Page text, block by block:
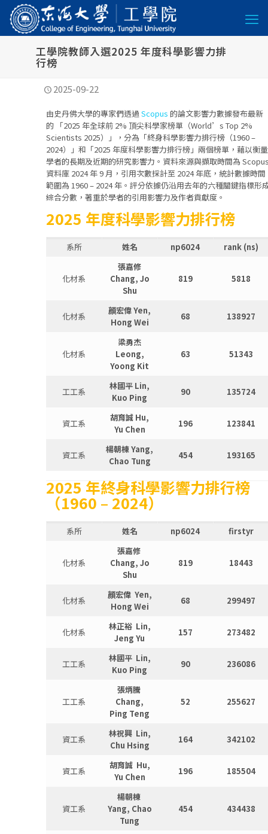
工學院教師入選2025 年度科學影響力排
行榜
2025-09-22
由史丹佛大學的專家們透過 Scopus 的論文影響力數據發布最新
的 「2025 年全球前 2% 頂尖科學家榜單（World’s Top 2%
Scientists 2025）」，分為「終身科學影響力排行榜（1960 –
2024）」和「2025 年度科學影響力排行榜」兩個榜單，藉以衡量
學者的長期及近期的研究影響力。資料來源與擷取時間為
資料庫 2024 年 9 月，引用次數採計至 2024 年底，統計數據時間
範圍為 1960 – 2024 年。評分依據仍沿用去年的六種關鍵指標形
綜合分數，著重於學者的引用影響力及作者貢獻度。
2025 年度科學影響力排行榜
系所 姓名 np6024 rank (ns)
化材系
張嘉修
Chang, Jo
Shu
819 5818
化材系
顔宏偉 Yen,
Hong Wei
68 138927
化材系
梁勇杰
Leong,
Yoong Kit
63 51343
工工系
林國平 Lin,
Kuo Ping
90 135724
資工系
胡育誠 Hu,
Yu Chen
196 123841
資工系
楊朝棟 Yang,
Chao Tung
454 193165
2025 年終身科學影響力排行榜
（1960 – 2024）
系所 姓名 np6024 firstyr
化材系
張嘉修
Chang, Jo
Shu
819 18443
化材系
顔宏偉 Yen,
Hong Wei
68 299497
化材系
林正裕 Lin,
Jeng Yu
157 273482
工工系
林國平 Lin,
Kuo Ping
90 236086
工工系
張炳騰
Chang,
Ping Teng
52 255627
資工系
林祝興 Lin,
Chu Hsing
164 342102
資工系
胡育誠 Hu,
Yu Chen
196 185504
資工系
楊朝棟
Yang, Chao
Tung
454 434438